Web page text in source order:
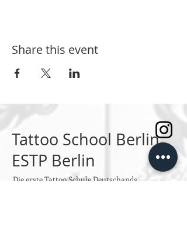
Share this event
Tattoo School Berlin
ESTP Berlin
Die erste Tattoo Schule Deutschands.